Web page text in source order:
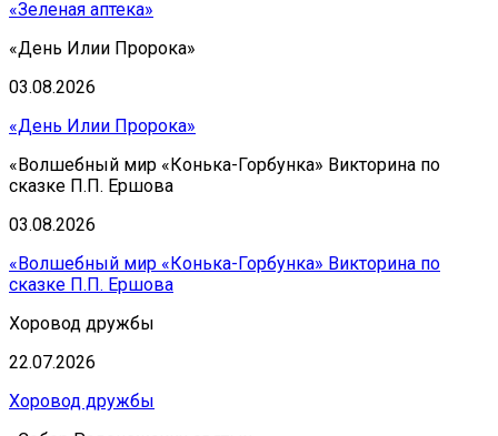
«Зеленая аптека»
«День Илии Пророка»
03.08.2026
«День Илии Пророка»
«Волшебный мир «Конька-Горбунка» Викторина по
сказке П.П. Ершова
03.08.2026
«Волшебный мир «Конька-Горбунка» Викторина по
сказке П.П. Ершова
Хоровод дружбы
22.07.2026
Хоровод дружбы